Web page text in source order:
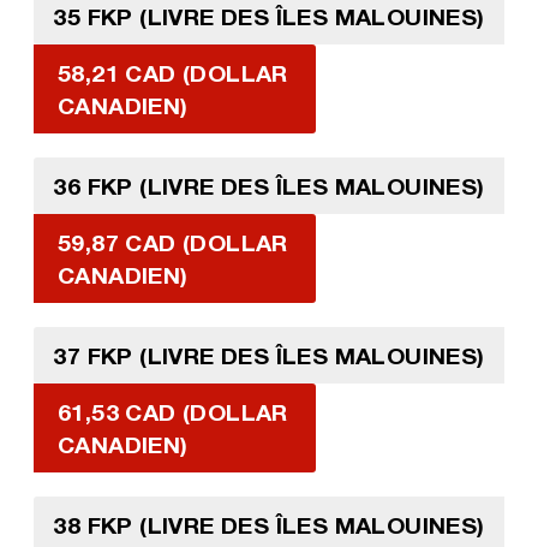
35 FKP (LIVRE DES ÎLES MALOUINES)
58,21 CAD (DOLLAR
CANADIEN)
36 FKP (LIVRE DES ÎLES MALOUINES)
59,87 CAD (DOLLAR
CANADIEN)
37 FKP (LIVRE DES ÎLES MALOUINES)
61,53 CAD (DOLLAR
CANADIEN)
38 FKP (LIVRE DES ÎLES MALOUINES)